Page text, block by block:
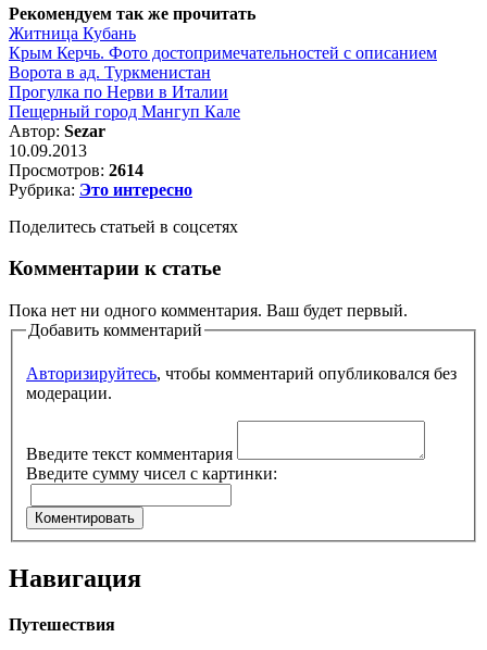
Рекомендуем так же прочитать
Житница Кубань
Крым Керчь. Фото достопримечательностей с описанием
Ворота в ад. Туркменистан
Прогулка по Нерви в Италии
Пещерный город Мангуп Кале
Автор: Sezar
10.09.2013
Просмотров: 2614
Рубрика: Это интересно
Поделитесь статьей в соцсетях
Комментарии к статье
Пока нет ни одного комментария. Ваш будет первый.
Добавить комментарий
Авторизируйтесь, чтобы комментарий опубликовался без
модерации.
Введите текст комментария
Введите сумму чисел с картинки:
Навигация
Путешествия